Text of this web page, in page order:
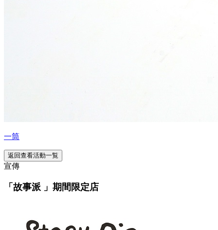
一筒
返回查看活動一覧
宣傳
「故事派 」期間限定店